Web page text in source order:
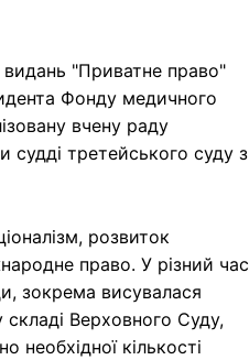
"Приватне право"
Фонду медичного
вчену раду
судді третейського суду з
розвиток
право. У різний час
зокрема висувалася
Верховного Суду,
необхідної кількості